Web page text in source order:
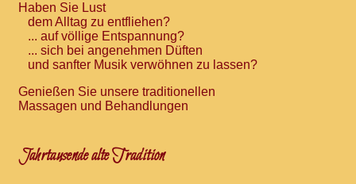
Haben Sie Lust
dem Alltag zu entfliehen?
... auf völlige Entspannung?
... sich bei angenehmen Düften
und sanfter Musik verwöhnen zu lassen?
Genießen Sie unsere traditionellen
Massagen und Behandlungen
Jahrtausende alte Tradition